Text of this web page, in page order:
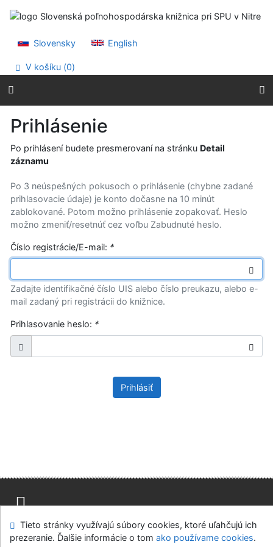
Prejsť na menu
Slovensky
English
V košíku (0)
Prihlásenie
Po prihlásení budete presmerovaní na stránku Detail
záznamu
Po 3 neúspešných pokusoch o prihlásenie (chybne zadané
prihlasovacie údaje) je konto dočasne na 10 minút
zablokované. Potom možno prihlásenie zopakovať. Heslo
možno zmeniť/resetnúť cez voľbu Zabudnuté heslo.
Číslo registrácie/E-mail: *
Zadajte identifikačné číslo UIS alebo číslo preukazu, alebo e-
mail zadaný pri registrácii do knižnice.
Prihlasovanie heslo: *
Prihlásiť
Mapa stránok Prístupnosť
Súkromie
Modul OpenSearch
Napíšte nám Nastavenie cookies
Tieto stránky využívajú súbory cookies, ktoré uľahčujú ich
prezeranie. Ďalšie informácie o tom ako používame cookies.